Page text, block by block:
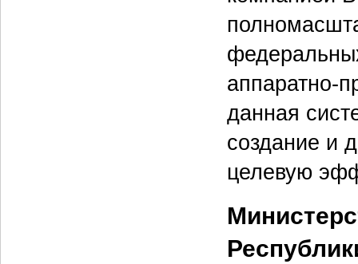
аппаратно-
данная
создание и
целевую